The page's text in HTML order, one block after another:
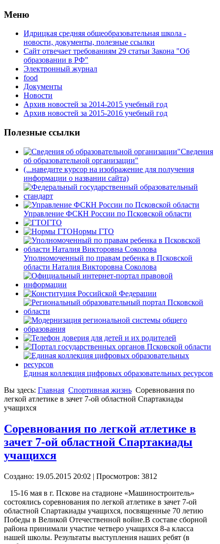
Мeню
Идрицкая средняя общеобразовательная школа -
новости, документы, полезные ссылки
Сайт отвечает требованиям 29 cтатьи Закона "Об
образовании в РФ"
Электронный журнал
food
Документы
Новости
Архив новостей за 2014-2015 учебный год
Архив новостей за 2015-2016 учебный год
Полезные ссылки
Сведения
об образовательной организации"
(...наведите курсор на изображение для получения
информации о названии сайта)
Управление ФСКН России по Псковской области
ГТО
Нормы ГТО
Уполномоченный по правам ребенка в Псковской
области Наталия Викторовна Соколова
Единая коллекция цифровых образовательных ресурсов
Вы здесь: Главная Спортивная жизнь Cоревнования по
легкой атлетике в зачет 7-ой областной Спартакиады
учащихся
Cоревнования по легкой атлетике в
зачет 7-ой областной Спартакиады
учащихся
Создано: 19.05.2015 20:02 | Просмотров: 3812
15-16 мая в г. Пскове на стадионе «Машиностроитель»
состоялись соревнования по легкой атлетике в зачет 7-ой
областной Спартакиады учащихся, посвященные 70 летию
Победы в Великой Отечественной войне.В составе сборной
района принимали участие четверо учащихся 8-а класса
нашей школы. Результаты выступления наших ребят (в